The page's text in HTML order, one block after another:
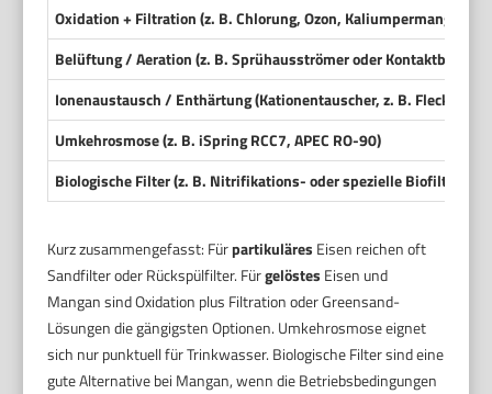
Oxidation + Filtration (z. B. Chlorung, Ozon, Kaliumpermanganat
Belüftung / Aeration (z. B. Sprühausströmer oder Kontaktbecken)
Ionenaustausch / Enthärtung (Kationentauscher, z. B. Fleck
Umkehrosmose (z. B. iSpring RCC7, APEC RO-90)
Biologische Filter (z. B. Nitrifikations- oder spezielle Biofilter)
Kurz zusammengefasst: Fürpartikuläres Eisen reichen oft
Sandfilter oder Rückspülfilter. Fürgelöstes Eisen und
Mangan sind Oxidation plus Filtration oder Greensand-
Lösungen die gängigsten Optionen. Umkehrosmose eignet
sich nur punktuell für Trinkwasser. Biologische Filter sind eine
gute Alternative bei Mangan, wenn die Betriebsbedingungen